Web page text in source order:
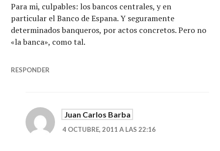
Para mi, culpables: los bancos centrales, y en
particular el Banco de Espana. Y seguramente
determinados banqueros, por actos concretos. Pero no
«la banca», como tal.
RESPONDER
Juan Carlos Barba
4 OCTUBRE, 2011 A LAS 22:16